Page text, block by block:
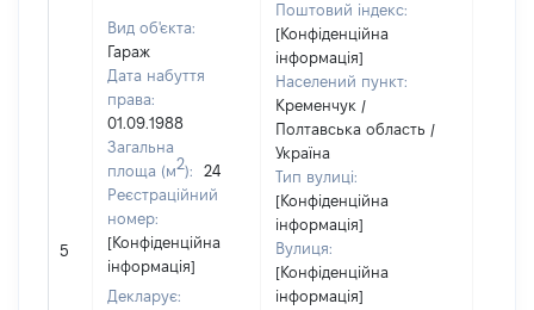
5
Вид об'єкта:
Гараж
Дата набуття
права:
01.09.1988
Загальна
площа (м2):
24
Реєстраційний
номер:
[Конфіденційна
інформація]
Декларує:
Поштовий індекс:
[Конфіденційна
інформація]
Населений пункт:
Кременчук /
Полтавська область /
Україна
Тип вулиці:
[Конфіденційна
інформація]
Вулиця:
[Конфіденційна
інформація]